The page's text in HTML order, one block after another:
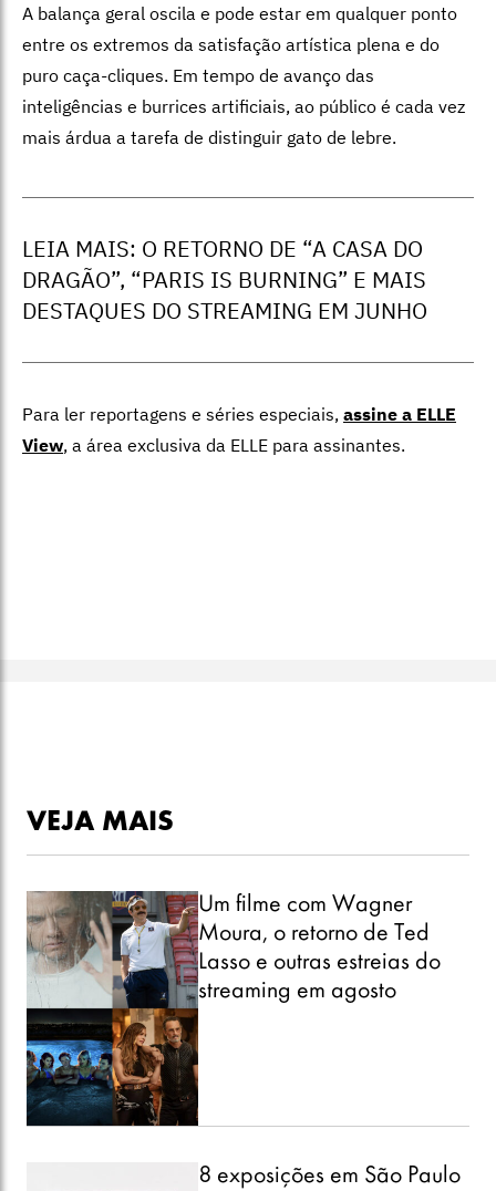
A balança geral oscila e pode estar em qualquer ponto
entre os extremos da satisfação artística plena e do
puro caça-cliques. Em tempo de avanço das
inteligências e burrices artificiais, ao público é cada vez
mais árdua a tarefa de distinguir gato de lebre.
LEIA MAIS: O RETORNO DE “A CASA DO
DRAGÃO”, “PARIS IS BURNING” E MAIS
DESTAQUES DO STREAMING EM JUNHO
Para ler reportagens e séries especiais, assine a ELLE
View, a área exclusiva da ELLE para assinantes.
VEJA MAIS
Um filme com Wagner
Moura, o retorno de Ted
Lasso e outras estreias do
streaming em agosto
8 exposições em São Paulo